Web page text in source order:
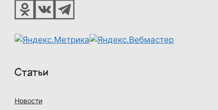
Статьи
Новости